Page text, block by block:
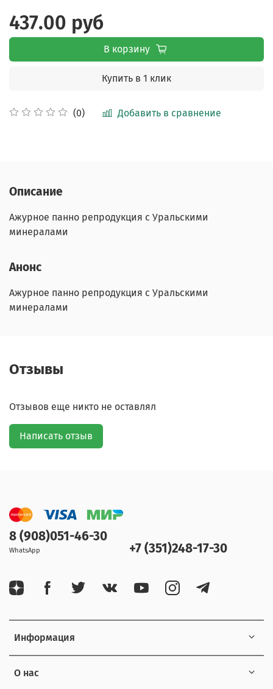
(0) Добавить в сравнение
437.00 руб
В корзину
Купить в 1 клик
Описание
Ажурное панно репродукция с Уральскими
минералами
Анонс
Ажурное панно репродукция с Уральскими
минералами
Отзывы
Отзывов еще никто не оставлял
Написать отзыв
Информация
О нас
8 (908)051-46-30
WhatsApp +7 (351)248-17-30